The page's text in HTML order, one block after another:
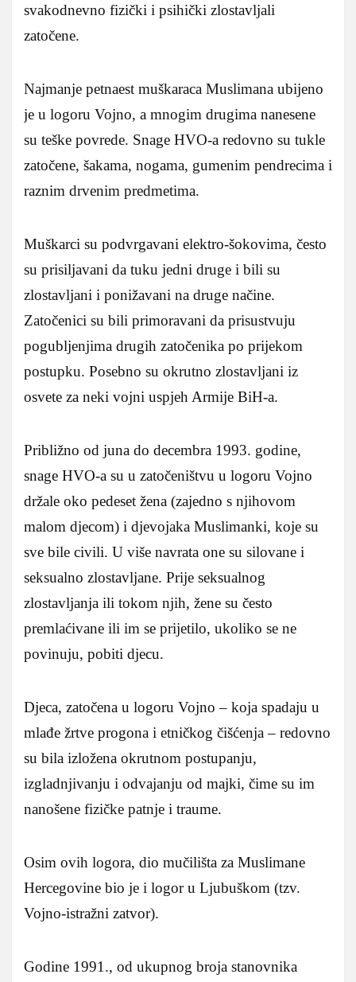
svakodnevno fizički i psihički zlostavljali
zatočene.
Najmanje petnaest muškaraca Muslimana ubijeno
je u logoru Vojno, a mnogim drugima nanesene
su teške povrede. Snage HVO-a redovno su tukle
zatočene, šakama, nogama, gumenim pendrecima i
raznim drvenim predmetima.
Muškarci su podvrgavani elektro-šokovima, često
su prisiljavani da tuku jedni druge i bili su
zlostavljani i ponižavani na druge načine.
Zatočenici su bili primoravani da prisustvuju
pogubljenjima drugih zatočenika po prijekom
postupku. Posebno su okrutno zlostavljani iz
osvete za neki vojni uspjeh Armije BiH-a.
Približno od juna do decembra 1993. godine,
snage HVO-a su u zatočeništvu u logoru Vojno
držale oko pedeset žena (zajedno s njihovom
malom djecom) i djevojaka Muslimanki, koje su
sve bile civili. U više navrata one su silovane i
seksualno zlostavljane. Prije seksualnog
zlostavljanja ili tokom njih, žene su često
premlaćivane ili im se prijetilo, ukoliko se ne
povinuju, pobiti djecu.
Djeca, zatočena u logoru Vojno – koja spadaju u
mlađe žrtve progona i etničkog čišćenja – redovno
su bila izložena okrutnom postupanju,
izgladnjivanju i odvajanju od majki, čime su im
nanošene fizičke patnje i traume.
Osim ovih logora, dio mučilišta za Muslimane
Hercegovine bio je i logor u Ljubuškom (tzv.
Vojno-istražni zatvor).
Godine 1991., od ukupnog broja stanovnika